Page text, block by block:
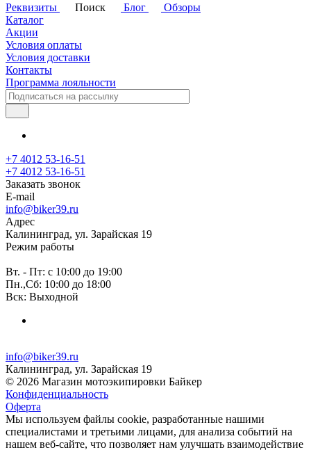
Реквизиты
Поиск Блог
Обзоры
Каталог
Акции
Условия оплаты
Условия доставки
Контакты
Программа лояльности
+7 4012 53-16-51
+7 4012 53-16-51
Заказать звонок
E-mail
info@biker39.ru
Адрес
Калининград, ул. Зарайская 19
Режим работы
Вт. - Пт: с 10:00 до 19:00
Пн.,Сб: 10:00 до 18:00
Вск: Выходной
info@biker39.ru
Калининград, ул. Зарайская 19
© 2026 Магазин мотоэкипировки Байкер
Конфиденциальность
Оферта
Мы используем файлы cookie, разработанные нашими
специалистами и третьими лицами, для анализа событий на
нашем веб-сайте, что позволяет нам улучшать взаимодействие